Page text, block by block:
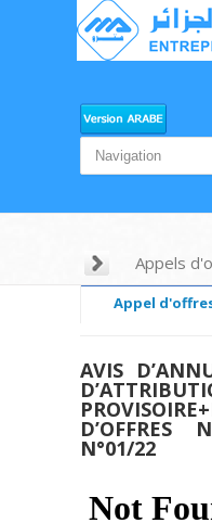
Appels
Appel
Appel
Appel d'offres
AVIS
D’OFFRES
N°01/22